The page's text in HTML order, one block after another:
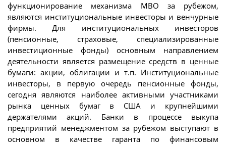
функционирование механизма МВО за рубежом,
являются институциональные инвесторы и венчурные
фирмы. Для институциональных инвесторов
(пенсионные, страховые, специализированные
инвестиционные фонды) основным направлением
деятельности является размещение средств в ценные
бумаги: акции, облигации и т.п. Институциональные
инвесторы, в первую очередь пенсионные фонды,
сегодня являются наиболее активными участниками
рынка ценных бумаг в США и крупнейшими
держателями акций. Банки в процессе выкупа
предприятий менеджментом за рубежом выступают в
основном в качестве гаранта по финансовым